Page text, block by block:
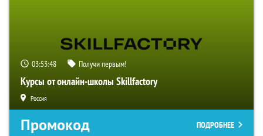
03:53:48 Получи первым!
Курсы от онлайн-школы Skillfactory
Россия
Промокод ПОДРОБНЕЕ